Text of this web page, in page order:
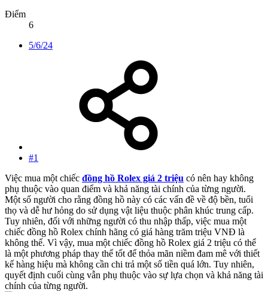
Điểm
6
5/6/24
#1
Việc mua một chiếc đồng hồ Rolex giá 2 triệu có nên hay không
phụ thuộc vào quan điểm và khả năng tài chính của từng người.
Một số người cho rằng đồng hồ này có các vấn đề về độ bền, tuổi
thọ và dễ hư hỏng do sử dụng vật liệu thuộc phân khúc trung cấp.
Tuy nhiên, đối với những người có thu nhập thấp, việc mua một
chiếc đồng hồ Rolex chính hãng có giá hàng trăm triệu VNĐ là
không thể. Vì vậy, mua một chiếc đồng hồ Rolex giá 2 triệu có thể
là một phương pháp thay thế tốt để thỏa mãn niềm đam mê với thiết
kế hàng hiệu mà không cần chi trả một số tiền quá lớn. Tuy nhiên,
quyết định cuối cùng vẫn phụ thuộc vào sự lựa chọn và khả năng tài
chính của từng người.